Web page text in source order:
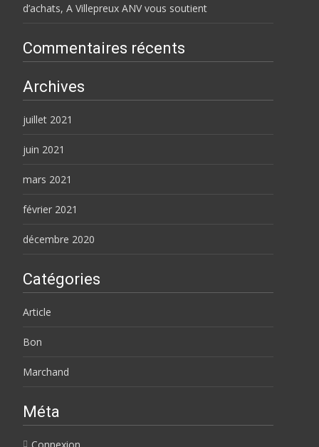
d’achats, A Villepreux ANV vous soutient
Commentaires récents
Archives
juillet 2021
juin 2021
mars 2021
février 2021
décembre 2020
Catégories
Article
Bon
Marchand
Méta